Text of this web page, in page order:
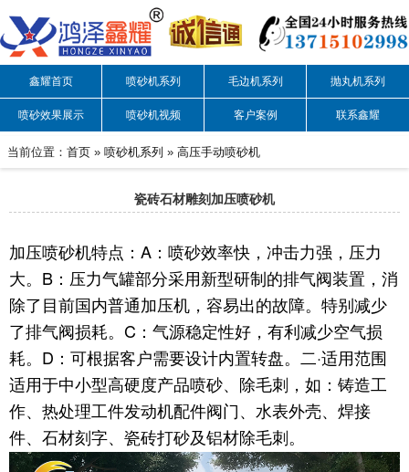
鑫耀首页 喷砂机系列 毛边机系列 抛丸机系列
喷砂效果展示 喷砂机视频 客户案例 联系鑫耀
当前位置： 首页 » 喷砂机系列 » 高压手动喷砂机
瓷砖石材雕刻加压喷砂机
加压喷砂机特点：A：喷砂效率快，冲击力强，压力
大。B：压力气罐部分采用新型研制的排气阀装置，消
除了目前国内普通加压机，容易出的故障。特别减少
了排气阀损耗。C：气源稳定性好，有利减少空气损
耗。D：可根据客户需要设计内置转盘。二·适用范围
适用于中小型高硬度产品喷砂、除毛刺，如：铸造工
作、热处理工件发动机配件阀门、水表外壳、焊接
件、石材刻字、瓷砖打砂及铝材除毛刺。